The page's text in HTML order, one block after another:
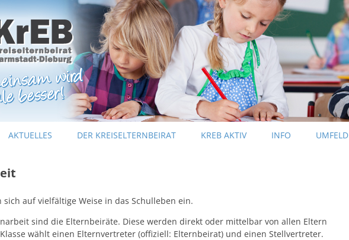
Dieburg
Dieburg
AKTUELLES DER KREISELTERNBEIRAT KREB AKTIV INFO UMFELD
sich auf vielfältige Weise in das Schulleben ein.
sind die Elternbeiräte. Diese werden direkt oder mittelbar von allen Eltern
wählt einen Elternvertreter (offiziell: Elternbeirat) und einen Stellvertreter.